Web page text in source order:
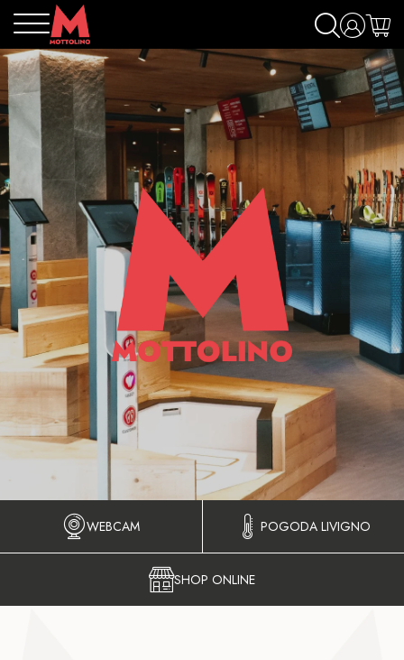
WEBCAM POGODA LIVIGNO
SHOP ONLINE